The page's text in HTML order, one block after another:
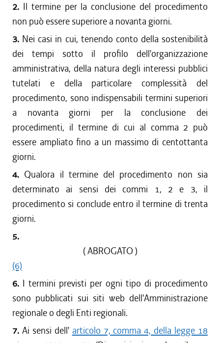
2. Il termine per la conclusione del procedimento
non può essere superiore a novanta giorni.
3. Nei casi in cui, tenendo conto della sostenibilità
dei tempi sotto il profilo dell'organizzazione
amministrativa, della natura degli interessi pubblici
tutelati e della particolare complessità del
procedimento, sono indispensabili termini superiori
a novanta giorni per la conclusione dei
procedimenti, il termine di cui al comma 2 può
essere ampliato fino a un massimo di centottanta
giorni.
4. Qualora il termine del procedimento non sia
determinato ai sensi dei commi 1, 2 e 3, il
procedimento si conclude entro il termine di trenta
giorni.
5.
( ABROGATO )
(6)
6. I termini previsti per ogni tipo di procedimento
sono pubblicati sui siti web dell'Amministrazione
regionale o degli Enti regionali.
7. Ai sensi dell' articolo 7, comma 4, della legge 18